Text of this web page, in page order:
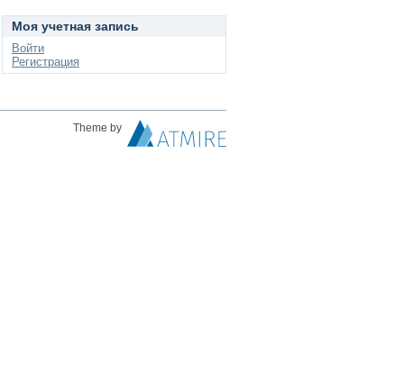
Моя учетная запись
Войти
Регистрация
Theme by